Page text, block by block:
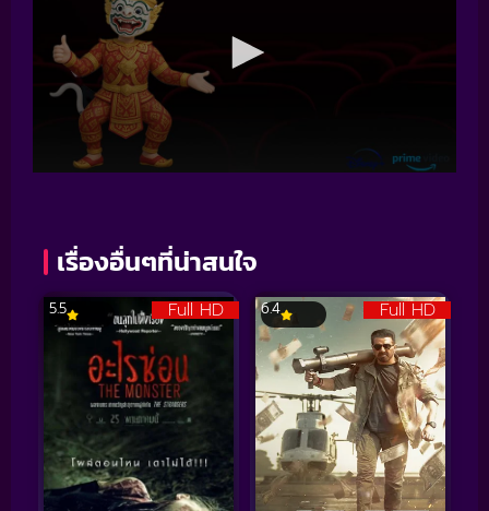
เรื่องอื่นๆที่น่าสนใจ
Full HD
5.5 Full HD
6.4